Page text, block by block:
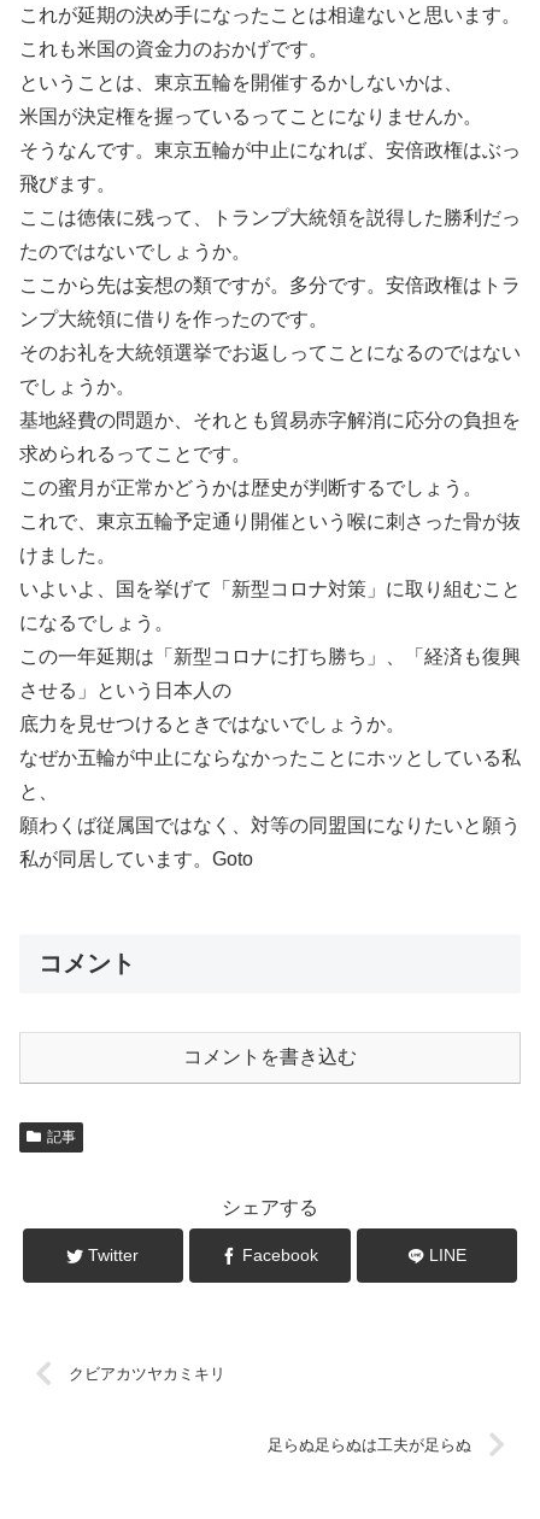
これが延期の決め手になったことは相違ないと思います。
これも米国の資金力のおかげです。
ということは、東京五輪を開催するかしないかは、
米国が決定権を握っているってことになりませんか。
そうなんです。東京五輪が中止になれば、安倍政権はぶっ
飛びます。
ここは徳俵に残って、トランプ大統領を説得した勝利だっ
たのではないでしょうか。
ここから先は妄想の類ですが。多分です。安倍政権はトラ
ンプ大統領に借りを作ったのです。
そのお礼を大統領選挙でお返しってことになるのではない
でしょうか。
基地経費の問題か、それとも貿易赤字解消に応分の負担を
求められるってことです。
この蜜月が正常かどうかは歴史が判断するでしょう。
これで、東京五輪予定通り開催という喉に刺さった骨が抜
けました。
いよいよ、国を挙げて「新型コロナ対策」に取り組むこと
になるでしょう。
この一年延期は「新型コロナに打ち勝ち」、「経済も復興
させる」という日本人の
底力を見せつけるときではないでしょうか。
なぜか五輪が中止にならなかったことにホッとしている私
と、
願わくば従属国ではなく、対等の同盟国になりたいと願う
私が同居しています。Goto
コメント
コメントを書き込む
記事
シェアする
Twitter Facebook LINE
クビアカツヤカミキリ
足らぬ足らぬは工夫が足らぬ